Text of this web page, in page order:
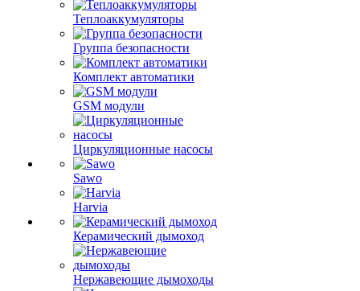
Теплоаккумуляторы
Группа безопасности
Комплект автоматики
GSM модули
Циркуляционные насосы
Sawo
Harvia
Керамический дымоход
Нержавеющие дымоходы